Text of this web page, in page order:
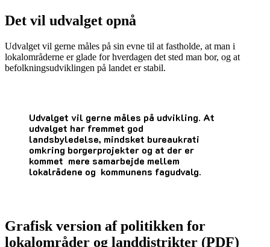
Det vil udvalget opnå
Udvalget vil gerne måles på sin evne til at fastholde, at man i
lokalområderne er glade for hverdagen det sted man bor, og at
befolkningsudviklingen på landet er stabil.
Udvalget vil gerne måles på udvikling. At
udvalget har fremmet god
landsbyledelse, mindsket bureaukrati
omkring borgerprojekter og at der er
kommet mere samarbejde mellem
lokalrådene og kommunens fagudvalg.
Grafisk version af politikken for
lokalområder og landdistrikter (PDF)